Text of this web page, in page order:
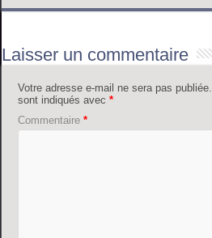
Laisser un commentaire
Votre adresse e-mail ne sera pas publiée.
sont indiqués avec*
Commentaire*